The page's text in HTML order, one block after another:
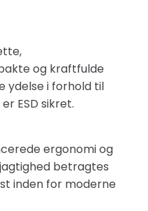
og kraftfulde
ydelse i forhold til
ESD sikret.
ergonomi og
betragtes
inden for moderne